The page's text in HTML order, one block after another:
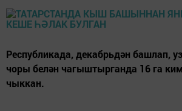
Республикада, декабрьдән башлап,
чоры белән чагыштырганда 16 га
чыккан.